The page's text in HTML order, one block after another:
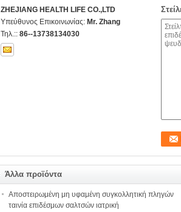
ZHEJIANG HEALTH LIFE CO.,LTD
Υπεύθυνος Επικοινωνίας: Mr. Zhang
Τηλ.:: 86--13738134030
Άλλα προϊόντα
Αποστειρωμένη μη υφαμένη συγκολλητική πληγών
ταινία επιδέσμων σαλτσών ιατρική